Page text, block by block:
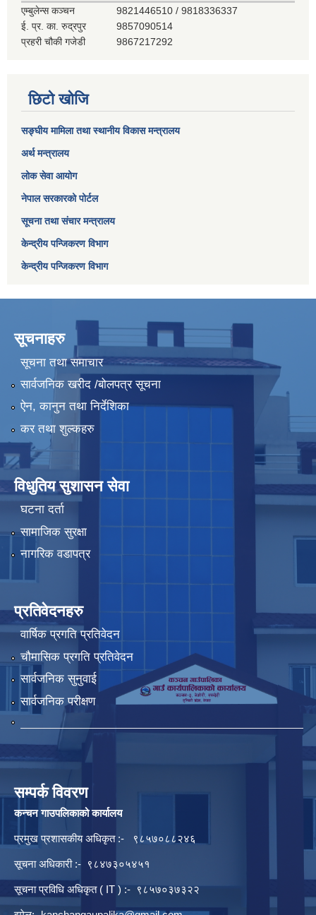
एम्बुलेन्स कञ्‍चन
9821446510 / 9818336337
ई. प्र. का. रुद्रपुर
9857090514
प्रहरी चौकी गजेडी
9867217292
छिटो खोजि
सङ्घीय मामिला तथा स्थानीय विकास मन्त्रालय
अर्थ मन्त्रालय
लोक सेवा आयोग
नेपाल सरकारको पोर्टल
सूचना तथा संचार मन्त्रालय
केन्द्रीय पन्जिकरण विभाग
केन्द्रीय पन्जिकरण विभाग
सूचनाहरु
सूचना तथा समाचार
सार्वजनिक खरीद /बोलपत्र सूचना
ऐन, कानुन तथा निर्देशिका
कर तथा शुल्कहरु
विधुतिय सुशासन सेवा
घटना दर्ता
सामाजिक सुरक्षा
नागरिक वडापत्र
प्रतिवेदनहरु
वार्षिक प्रगति प्रतिवेदन
चौमासिक प्रगति प्रतिवेदन
सार्वजनिक सुनुवाई
सार्वजनिक परीक्षण
सम्पर्क विवरण
कन्चन गाउपलिकाको कार्यालय
प्रमुख प्रशासकीय अधिकृत :- ९८५७०८८२४६
सूचना अधिकारी :- ९८४७३०५४५१
सूचना प्रविधि अधिकृत ( IT ) :- ९८५७०३७३२२